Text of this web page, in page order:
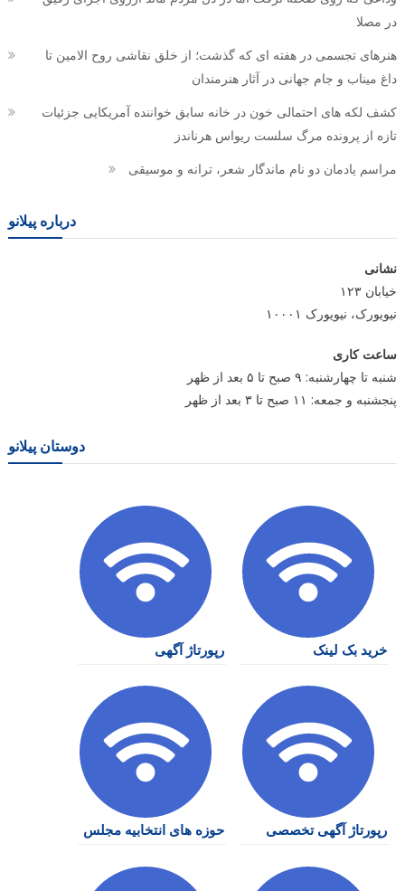
در مصلا
هنرهای تجسمی در هفته ای که گذشت؛ از خلق نقاشی روح الامین تا
داغ میناب و جام جهانی در آثار هنرمندان
کشف لکه های احتمالی خون در خانه سابق خواننده آمریکایی جزئیات
تازه از پرونده مرگ سلست ریواس هرناندز
مراسم یادمان دو نام ماندگار شعر، ترانه و موسیقی
درباره پیلانو
نشانی
خیابان ۱۲۳
نیویورک، نیویورک ۱۰۰۰۱
ساعت کاری
شنبه تا چهارشنبه: ۹ صبح تا ۵ بعد از ظهر
پنجشنبه و جمعه: ۱۱ صبح تا ۳ بعد از ظهر
دوستان پیلانو
خرید بک لینک رپورتاژ آگهی
رپورتاژ آگهی تخصصی حوزه های انتخابیه مجلس